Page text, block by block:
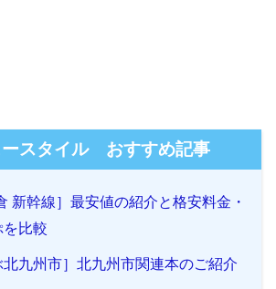
ースタイル おすすめ記事
新幹線］最安値の紹介と格安料金・
を比較
北九州市］北九州市関連本のご紹介